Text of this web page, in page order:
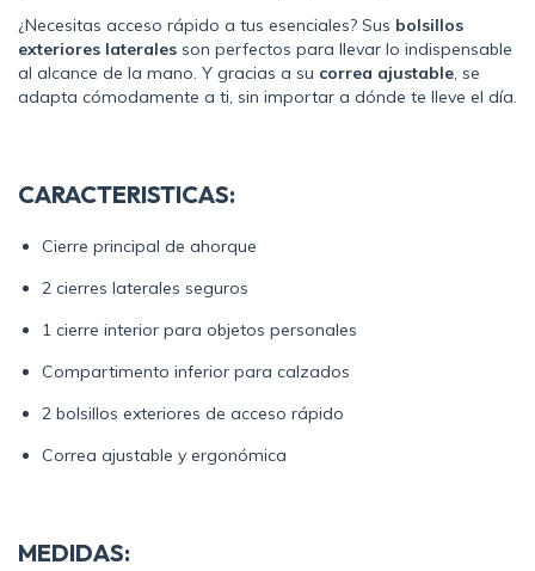
¿Necesitas acceso rápido a tus esenciales? Sus bolsillos
exteriores laterales son perfectos para llevar lo indispensable
al alcance de la mano. Y gracias a su correa ajustable, se
adapta cómodamente a ti, sin importar a dónde te lleve el día.
CARACTERISTICAS:
Cierre principal de ahorque
2 cierres laterales seguros
1 cierre interior para objetos personales
Compartimento inferior para calzados
2 bolsillos exteriores de acceso rápido
Correa ajustable y ergonómica
MEDIDAS: